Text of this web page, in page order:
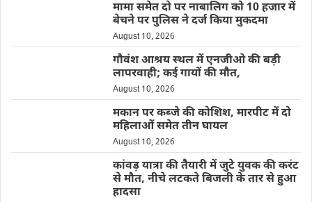
मामा समेत दो पर नाबालिग को 10 हजार में
बेचने पर पुलिस ने दर्ज किया मुकदमा
August 10, 2026
गौवंश आश्रय स्थल में एनजीओ की बड़ी
लापरवाही; कई गायों की मौत,
August 10, 2026
मकान पर कब्जे की कोशिश, मारपीट में दो
महिलाओं समेत तीन घायल
August 10, 2026
कांवड़ यात्रा की तैयारी में जुटे युवक की करंट
से मौत, नीचे लटकते बिजली के तार से हुआ
हादसा